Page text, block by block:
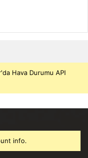
Hava Durumu API
info.